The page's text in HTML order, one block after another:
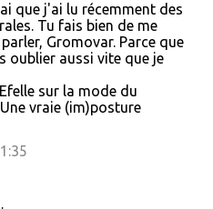
que j'ai lu récemment des
Tu fais bien de me
Gromovar. Parce que
oublier aussi vite que je
sur la mode du
vraie (im)posture